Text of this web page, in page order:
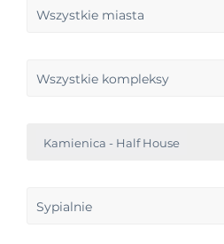
Wszystkie miasta
Wszystkie kompleksy
Kamienica - Half House
Sypialnie